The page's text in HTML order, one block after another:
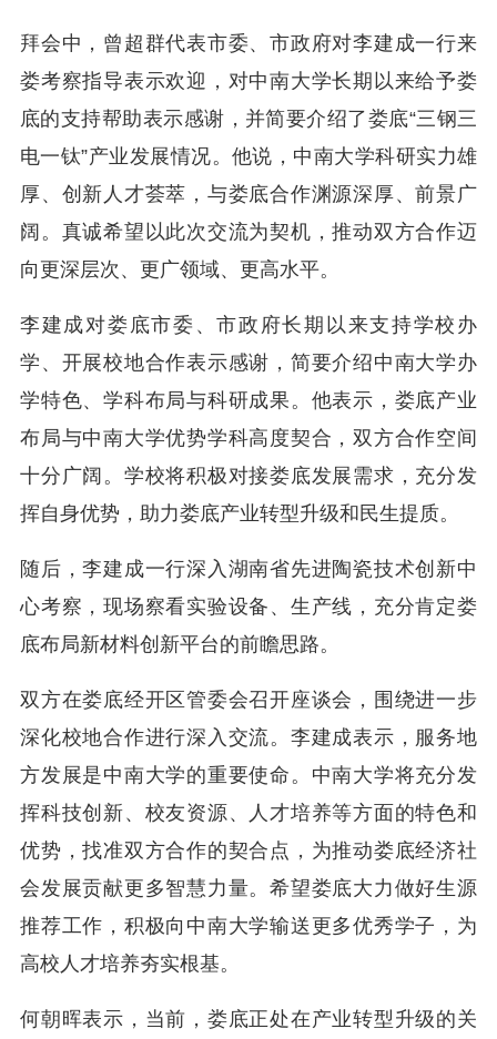
拜会中，曾超群代表市委、市政府对李建成一行来
娄考察指导表示欢迎，对中南大学长期以来给予娄
底的支持帮助表示感谢，并简要介绍了娄底“三钢三
电一钛”产业发展情况。他说，中南大学科研实力雄
厚、创新人才荟萃，与娄底合作渊源深厚、前景广
阔。真诚希望以此次交流为契机，推动双方合作迈
向更深层次、更广领域、更高水平。
李建成对娄底市委、市政府长期以来支持学校办
学、开展校地合作表示感谢，简要介绍中南大学办
学特色、学科布局与科研成果。他表示，娄底产业
布局与中南大学优势学科高度契合，双方合作空间
十分广阔。学校将积极对接娄底发展需求，充分发
挥自身优势，助力娄底产业转型升级和民生提质。
随后，李建成一行深入湖南省先进陶瓷技术创新中
心考察，现场察看实验设备、生产线，充分肯定娄
底布局新材料创新平台的前瞻思路。
双方在娄底经开区管委会召开座谈会，围绕进一步
深化校地合作进行深入交流。李建成表示，服务地
方发展是中南大学的重要使命。中南大学将充分发
挥科技创新、校友资源、人才培养等方面的特色和
优势，找准双方合作的契合点，为推动娄底经济社
会发展贡献更多智慧力量。希望娄底大力做好生源
推荐工作，积极向中南大学输送更多优秀学子，为
高校人才培养夯实根基。
何朝晖表示，当前，娄底正处在产业转型升级的关